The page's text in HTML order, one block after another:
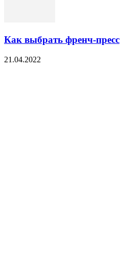
Как выбрать френч-пресс
21.04.2022